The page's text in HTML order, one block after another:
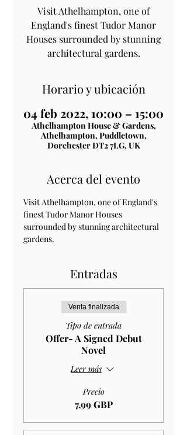
Visit Athelhampton, one of
England's finest Tudor Manor
Houses surrounded by stunning
architectural gardens.
Horario y ubicación
04 feb 2022, 10:00 – 15:00
Athelhampton House & Gardens,
Athelhampton, Puddletown,
Dorchester DT2 7LG, UK
Acerca del evento
Visit Athelhampton, one of England's
finest Tudor Manor Houses
surrounded by stunning architectural
gardens.
Entradas
Venta finalizada
Tipo de entrada
Offer- A Signed Debut
Novel
Leer más
Precio
7,99 GBP